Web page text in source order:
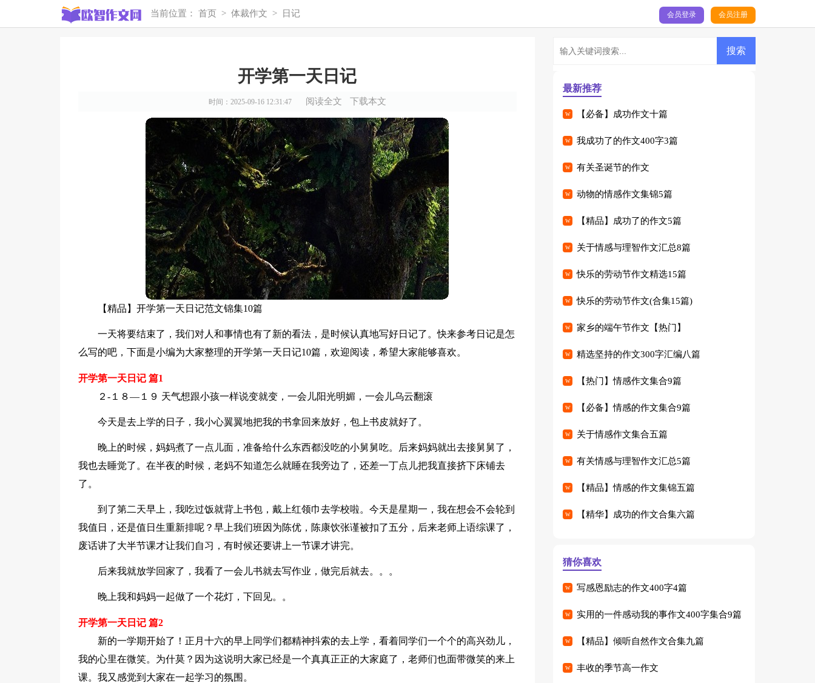
当前位置： 首页 > 体裁作文 > 日记 会员登录 会员注册
开学第一天日记
时间：2025-09-16 12:31:47 阅读全文 下载本文
【精品】开学第一天日记范文锦集10篇
一天将要结束了，我们对人和事情也有了新的看法，是时候认真地写好日记了。快来参考日记是怎
么写的吧，下面是小编为大家整理的开学第一天日记10篇，欢迎阅读，希望大家能够喜欢。
开学第一天日记 篇1
２-１８—１９ 天气想跟小孩一样说变就变，一会儿阳光明媚，一会儿乌云翻滚
今天是去上学的日子，我小心翼翼地把我的书拿回来放好，包上书皮就好了。
晚上的时候，妈妈煮了一点儿面，准备给什么东西都没吃的小舅舅吃。后来妈妈就出去接舅舅了，
我也去睡觉了。在半夜的时候，老妈不知道怎么就睡在我旁边了，还差一丁点儿把我直接挤下床铺去
了。
到了第二天早上，我吃过饭就背上书包，戴上红领巾去学校啦。今天是星期一，我在想会不会轮到
我值日，还是值日生重新排呢？早上我们班因为陈优，陈康饮张谨被扣了五分，后来老师上语综课了，
废话讲了大半节课才让我们自习，有时候还要讲上一节课才讲完。
后来我就放学回家了，我看了一会儿书就去写作业，做完后就去。。。
晚上我和妈妈一起做了一个花灯，下回见。。
开学第一天日记 篇2
新的一学期开始了！正月十六的早上同学们都精神抖索的去上学，看着同学们一个个的高兴劲儿，
我的心里在微笑。为什莫？因为这说明大家已经是一个真真正正的大家庭了，老师们也面带微笑的来上
课。我又感觉到大家在一起学习的氛围。
最新推荐
【必备】成功作文十篇
我成功了的作文400字3篇
有关圣诞节的作文
动物的情感作文集锦5篇
【精品】成功了的作文5篇
关于情感与理智作文汇总8篇
快乐的劳动节作文精选15篇
快乐的劳动节作文(合集15篇)
家乡的端午节作文【热门】
精选坚持的作文300字汇编八篇
【热门】情感作文集合9篇
【必备】情感的作文集合9篇
关于情感作文集合五篇
有关情感与理智作文汇总5篇
【精品】情感的作文集锦五篇
【精华】成功的作文合集六篇
猜你喜欢
写感恩励志的作文400字4篇
实用的一件感动我的事作文400字集合9篇
【精品】倾听自然作文合集九篇
丰收的季节高一作文